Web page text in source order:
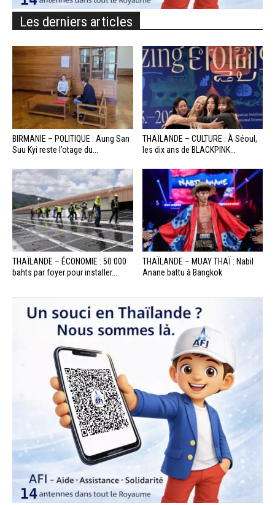
Les derniers articles
BIRMANIE – POLITIQUE : Aung San
Suu Kyi reste l’otage du...
THAÏLANDE – CULTURE : À Séoul,
les dix ans de BLACKPINK...
THAÏLANDE – ÉCONOMIE : 50 000
bahts par foyer pour installer...
THAÏLANDE – MUAY THAÏ : Nabil
Anane battu à Bangkok